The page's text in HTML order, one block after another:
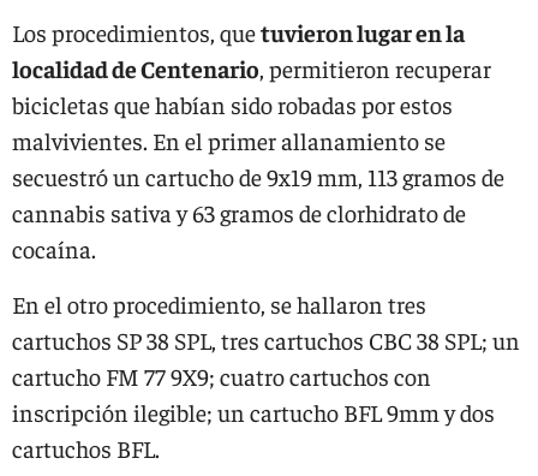
Los procedimientos, quetuvieron lugar en la
localidad de Centenario, permitieron recuperar
bicicletas que habían sido robadas por estos
malvivientes. En el primer allanamiento se
secuestró un cartucho de 9x19 mm, 113 gramos de
cannabis sativa y 63 gramos de clorhidrato de
cocaína.
En el otro procedimiento, se hallaron tres
cartuchos SP 38 SPL, tres cartuchos CBC 38 SPL; un
cartucho FM 77 9X9; cuatro cartuchos con
inscripción ilegible; un cartucho BFL 9mm y dos
cartuchos BFL.